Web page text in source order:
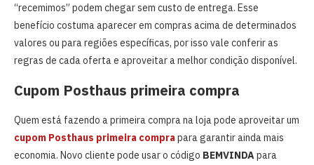
“recemimos” podem chegar sem custo de entrega. Esse
benefício costuma aparecer em compras acima de determinados
valores ou para regiões específicas, por isso vale conferir as
regras de cada oferta e aproveitar a melhor condição disponível.
Cupom Posthaus primeira compra
Quem está fazendo a primeira compra na loja pode aproveitar um
cupom Posthaus primeira compra para garantir ainda mais
economia. Novo cliente pode usar o código BEMVINDApara